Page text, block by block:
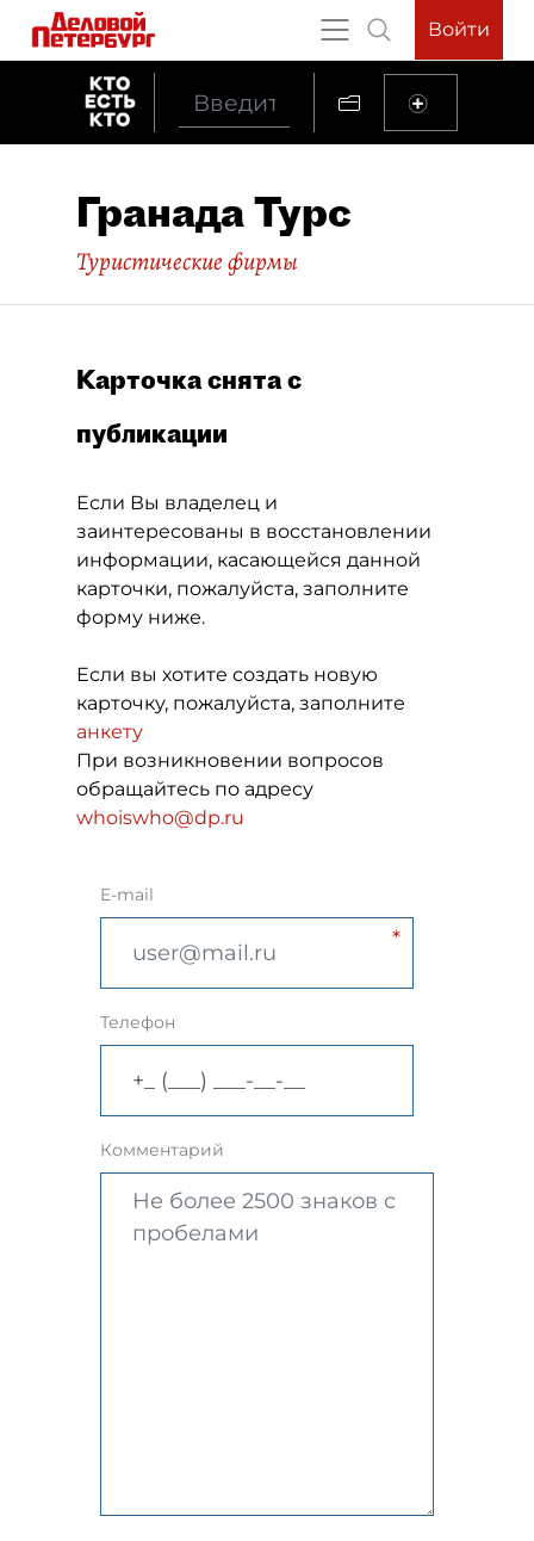
Войти
Гранада Турс
Туристические фирмы
Карточка снята с
публикации
Если Вы владелец и
заинтересованы в восстановлении
информации, касающейся данной
карточки, пожалуйста, заполните
форму ниже.
Если вы хотите создать новую
карточку, пожалуйста, заполните
анкету
При возникновении вопросов
обращайтесь по адресу
whoiswho@dp.ru
E-mail
Телефон
Комментарий